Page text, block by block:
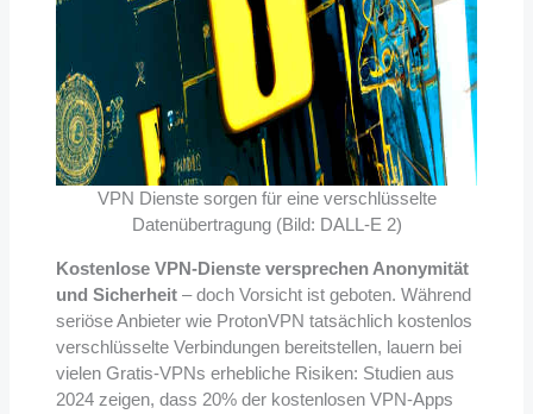
VPN Dienste sorgen für eine verschlüsselte
Datenübertragung (Bild: DALL-E 2)
Kostenlose VPN-Dienste versprechen Anonymität
und Sicherheit– doch Vorsicht ist geboten. Während
seriöse Anbieter wie ProtonVPN tatsächlich kostenlos
verschlüsselte Verbindungen bereitstellen, lauern bei
vielen Gratis-VPNs erhebliche Risiken: Studien aus
2024 zeigen, dass 20% der kostenlosen VPN-Apps